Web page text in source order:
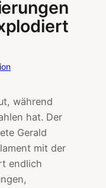
während
hat. Der
Gerald
mit der
endlich